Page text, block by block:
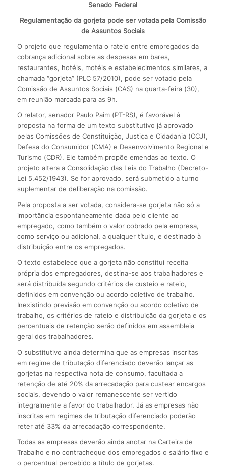
Senado Federal
Regulamentação da gorjeta pode ser votada pela Comissão
de Assuntos Sociais
O projeto que regulamenta o rateio entre empregados da
cobrança adicional sobre as despesas em bares,
restaurantes, hotéis, motéis e estabelecimentos similares, a
chamada “gorjeta” (PLC 57/2010), pode ser votado pela
Comissão de Assuntos Sociais (CAS) na quarta-feira (30),
em reunião marcada para as 9h.
O relator, senador Paulo Paim (PT-RS), é favorável à
proposta na forma de um texto substitutivo já aprovado
pelas Comissões de Constituição, Justiça e Cidadania (CCJ),
Defesa do Consumidor (CMA) e Desenvolvimento Regional e
Turismo (CDR). Ele também propõe emendas ao texto. O
projeto altera a Consolidação das Leis do Trabalho (Decreto-
Lei 5.452/1943). Se for aprovado, será submetido a turno
suplementar de deliberação na comissão.
Pela proposta a ser votada, considera-se gorjeta não só a
importância espontaneamente dada pelo cliente ao
empregado, como também o valor cobrado pela empresa,
como serviço ou adicional, a qualquer título, e destinado à
distribuição entre os empregados.
O texto estabelece que a gorjeta não constitui receita
própria dos empregadores, destina-se aos trabalhadores e
será distribuída segundo critérios de custeio e rateio,
definidos em convenção ou acordo coletivo de trabalho.
Inexistindo previsão em convenção ou acordo coletivo de
trabalho, os critérios de rateio e distribuição da gorjeta e os
percentuais de retenção serão definidos em assembleia
geral dos trabalhadores.
O substitutivo ainda determina que as empresas inscritas
em regime de tributação diferenciado deverão lançar as
gorjetas na respectiva nota de consumo, facultada a
retenção de até 20% da arrecadação para custear encargos
sociais, devendo o valor remanescente ser vertido
integralmente a favor do trabalhador. Já as empresas não
inscritas em regimes de tributação diferenciado poderão
reter até 33% da arrecadação correspondente.
Todas as empresas deverão ainda anotar na Carteira de
Trabalho e no contracheque dos empregados o salário fixo e
o percentual percebido a título de gorjetas.